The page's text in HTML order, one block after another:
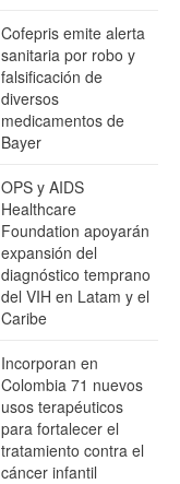
Cofepris emite alerta
sanitaria por robo y
falsificación de
diversos
medicamentos de
Bayer
OPS y AIDS
Healthcare
Foundation apoyarán
expansión del
diagnóstico temprano
del VIH en Latam y el
Caribe
Incorporan en
Colombia 71 nuevos
usos terapéuticos
para fortalecer el
tratamiento contra el
cáncer infantil